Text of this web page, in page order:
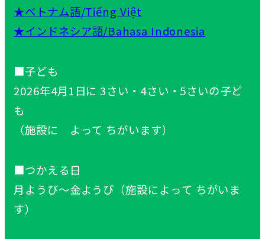
★ベトナム語/Tiếng Việt
★インドネシア語/Bahasa Indonesia
■子ども
2026年4月1 日に 3さい・4さい・5さいの子ど
も
（施設に よって ちがいます）
■つかえる 日
月 ようび～金ようび（施設によって ちがいま
す）